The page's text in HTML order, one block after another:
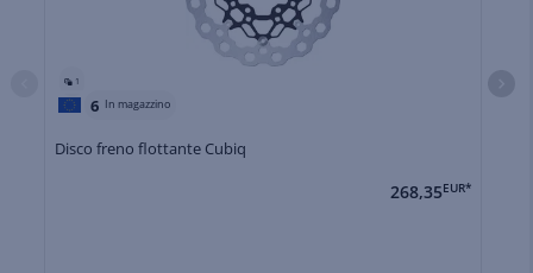
1
6 In magazzino
Disco freno flottante Cubiq
268,35EUR*